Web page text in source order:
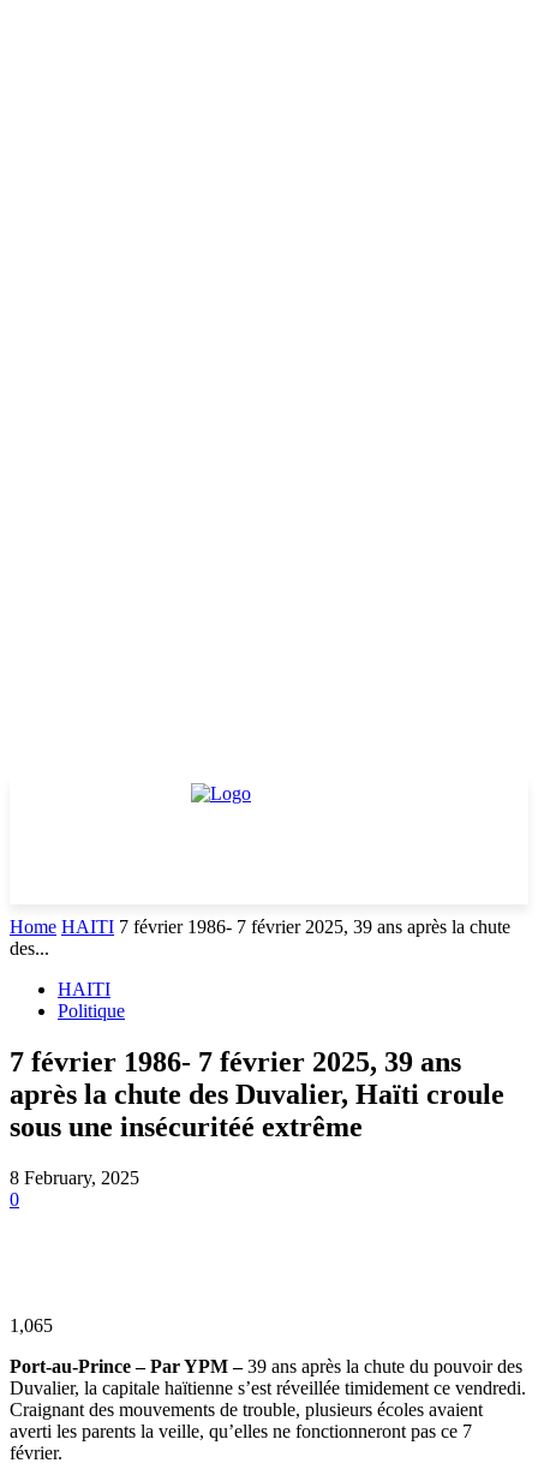
Home HAITI 7 février 1986- 7 février 2025, 39 ans après la chute
des...
HAITI
Politique
7 février 1986- 7 février 2025, 39 ans
après la chute des Duvalier, Haïti croule
sous une insécuritéé extrême
8 February, 2025
0
1,065
Port-au-Prince – Par YPM –39 ans après la chute du pouvoir des
Duvalier, la capitale haïtienne s’est réveillée timidement ce vendredi.
Craignant des mouvements de trouble, plusieurs écoles avaient
averti les parents la veille, qu’elles ne fonctionneront pas ce 7
février.